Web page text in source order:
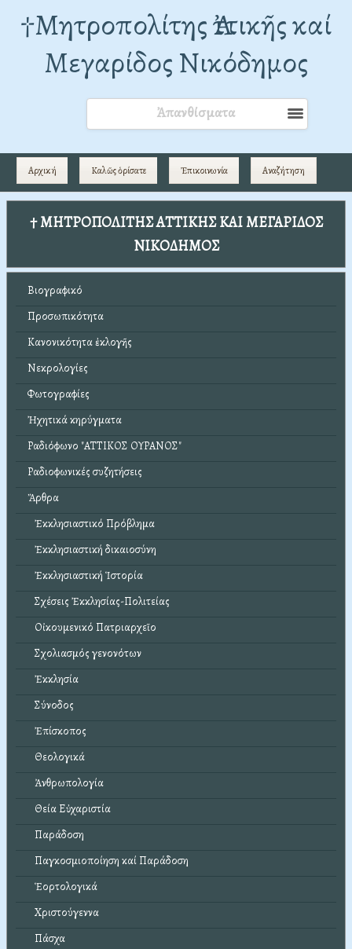
†Mητροπολίτης Ἀττικῆς καί
Μεγαρίδος Νικόδημος
Ἀπανθίσματα
Αρχική Καλῶς ὁρίσατε Ἐπικοινωνία Αναζήτηση
† ΜΗΤΡΟΠΟΛΙΤΗΣ ΑΤΤΙΚΗΣ ΚΑΙ ΜΕΓΑΡΙΔΟΣ
ΝΙΚΟΔΗΜΟΣ
Βιογραφικό
Προσωπικότητα
Κανονικότητα ἐκλογῆς
Νεκρολογίες
Φωτογραφίες
Ἠχητικά κηρύγματα
Ραδιόφωνο "ΑΤΤΙΚΟΣ ΟΥΡΑΝΟΣ"
Ραδιοφωνικές συζητήσεις
Ἄρθρα
Ἐκκλησιαστικό Πρόβλημα
Ἐκκλησιαστική δικαιοσύνη
Ἐκκλησιαστική Ἱστορία
Σχέσεις Ἐκκλησίας-Πολιτείας
Οἰκουμενικό Πατριαρχεῖο
Σχολιασμός γενονότων
Ἐκκλησία
Σύνοδος
Ἐπίσκοπος
Θεολογικά
Ἀνθρωπολογία
Θεία Εὐχαριστία
Παράδοση
Παγκοσμιοποίηση καί Παράδοση
Ἑορτολογικά
Χριστούγεννα
Πάσχα